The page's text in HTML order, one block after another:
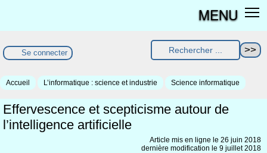
MENU
Se connecter
Accueil L’informatique : science et industrie Science informatique
Effervescence et scepticisme autour de
l’intelligence artificielle
Article mis en ligne le 26 juin 2018
dernière modification le 9 juillet 2018